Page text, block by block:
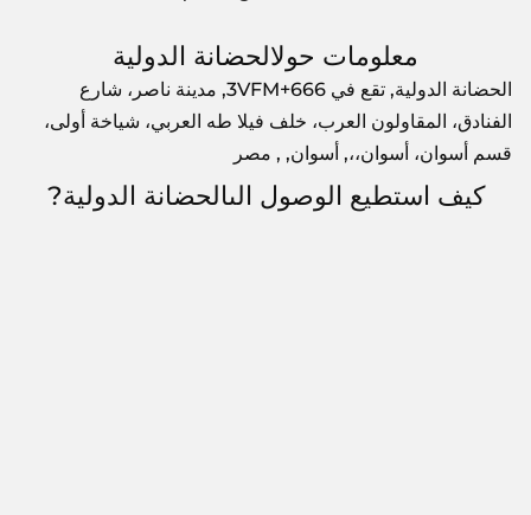
معلومات حولالحضانة الدولية
الحضانة الدولية, تقع في 3VFM+666, مدينة ناصر، شارع
الفنادق، المقاولون العرب، خلف فيلا طه العربي، شياخة أولى،
قسم أسوان، أسوان،،, أسوان, , مصر
كيف استطيع الوصول الىالحضانة الدولية?